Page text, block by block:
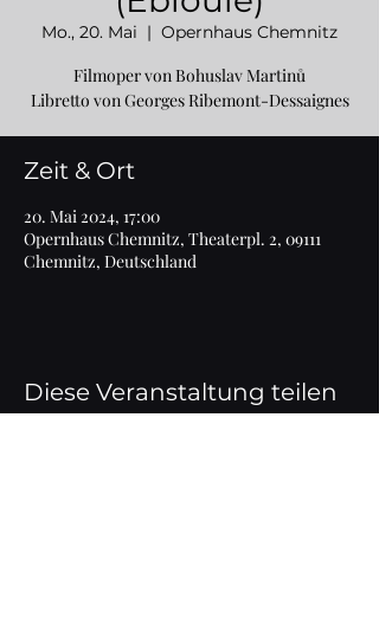
Mo., 20. Mai
  |
Opernhaus Chemnitz
Filmoper von Bohuslav Martinů
Libretto von Georges Ribemont-Dessaignes
Zeit & Ort
20. Mai 2024, 17:00
Opernhaus Chemnitz, Theaterpl. 2, 09111
Chemnitz, Deutschland
Diese Veranstaltung teilen